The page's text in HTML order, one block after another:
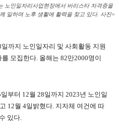
노인일자리사업현장에서 바리스타 자격증을
일하며 노후 생활에 활력을 찾고 있다. 사진=
까지 노인일자리 및 사회활동 지원
모집한다. 올해는 82만2000명이
부터 12월 28일까지 2023년 노인일
12월 4일밝혔다. 지자체 여건에 따
있다.